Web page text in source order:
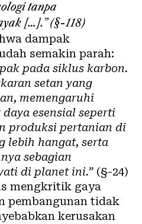
tanpa
[…].”(§-118)
dampak
semakin parah:
pada siklus karbon.
setan yang
memengaruhi
esensial seperti
produksi pertanian di
lebih hangat, serta
sebagian
di planet ini.” (§-24)
mengkritik gaya
pembangunan tidak
kerusakan